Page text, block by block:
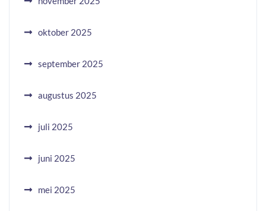
oktober 2025
september 2025
augustus 2025
juli 2025
juni 2025
mei 2025